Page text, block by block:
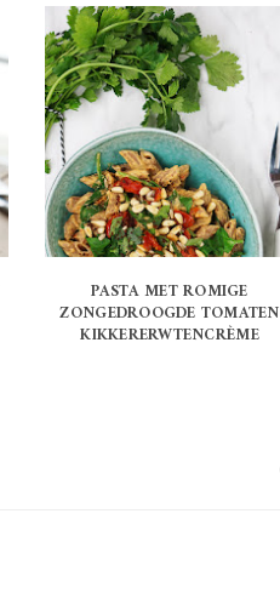
PASTA MET ROMIGE
ZONGEDROOGDE TOMATEN
KIKKERERWTENCRÈME